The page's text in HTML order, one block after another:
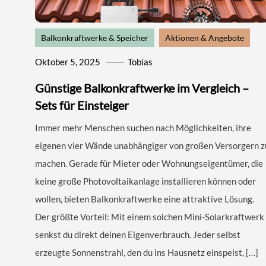
Balkonkraftwerke & Speicher Aktionen & Angebote
Oktober 5, 2025 Tobias
Günstige Balkonkraftwerke im Vergleich –
Sets für Einsteiger
Immer mehr Menschen suchen nach Möglichkeiten, ihre
eigenen vier Wände unabhängiger von großen Versorgern
machen. Gerade für Mieter oder Wohnungseigentümer, die
keine große Photovoltaikanlage installieren können oder
wollen, bieten Balkonkraftwerke eine attraktive Lösung.
Der größte Vorteil: Mit einem solchen Mini-Solarkraftwerk
senkst du direkt deinen Eigenverbrauch. Jeder selbst
erzeugte Sonnenstrahl, den du ins Hausnetz einspeist, […]